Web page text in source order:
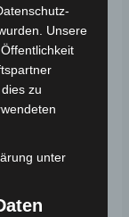
Versand
ANZEIGE
Unsere
zu
unter